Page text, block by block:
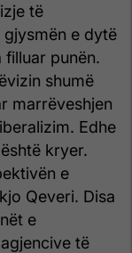
të
gjysmën e dytë
punën.
shumë
marrëveshjen
Edhe
kryer.
e
Qeveri. Disa
e
të